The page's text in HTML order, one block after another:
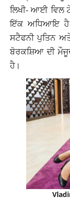
ਲਿਖੀ- ਆਈ ਵਿਲ
ਇੱਕ ਅਧਿਆਇ ਹੈ
ਸਟੈਫਨੀ ਪੁਤਿਨ
ਬੋਰਕਸ਼ਿਆ ਦੀ
ਹੈ।